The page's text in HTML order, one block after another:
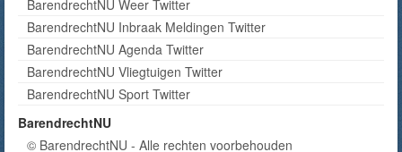
BarendrechtNU Weer Twitter
BarendrechtNU Inbraak Meldingen Twitter
BarendrechtNU Agenda Twitter
BarendrechtNU Vliegtuigen Twitter
BarendrechtNU Sport Twitter
BarendrechtNU
© BarendrechtNU - Alle rechten voorbehouden